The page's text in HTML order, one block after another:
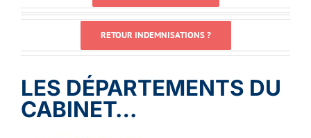
RETOUR INDEMNISATIONS ?
LES DÉPARTEMENTS DU
CABINET…